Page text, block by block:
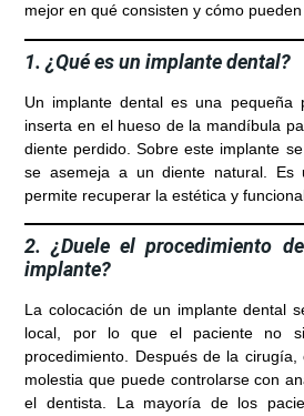
mejor en qué consisten y cómo
1. ¿Qué es un implante dental?
Un implante dental es una pequeña
inserta en el hueso de la mandíbula
diente perdido. Sobre este implante
se asemeja a un diente natural. Es
permite recuperar la estética y
2. ¿Duele el procedimiento
implante?
La colocación de un implante dental
local, por lo que el paciente no
procedimiento. Después de la
molestia que puede controlarse con
el dentista. La mayoría de los